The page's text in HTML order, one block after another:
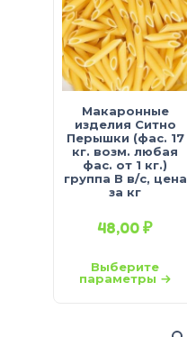
Макаронные
изделия Ситно
Перышки (фас. 17
кг. возм. любая
фас. от 1 кг.)
группа В в/с, цена
за кг
48,00₽
Выберите
параметры